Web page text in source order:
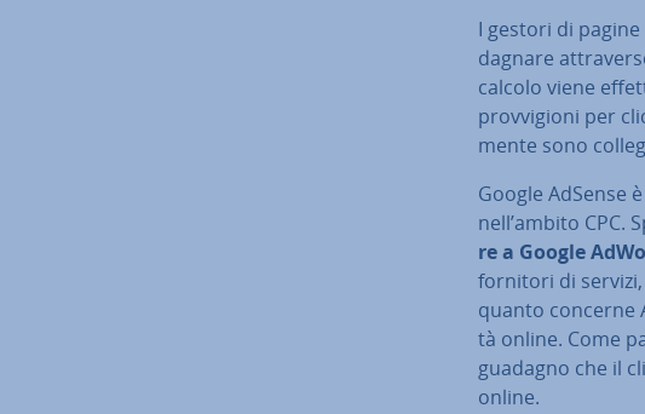
I gestori di
da­gna­re
calcolo viene
prov­vi­gio­ni per
men­te sono
Google AdSense
nell’ambito CPC.
re a Google
fornitori di servizi,
quanto concerne
tà online. Come
guadagno che il
online.